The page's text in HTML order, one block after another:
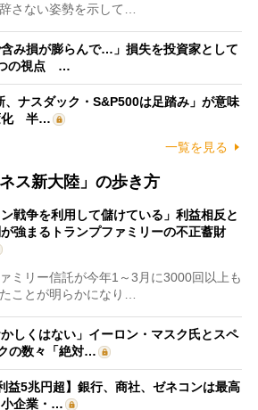
さない姿勢を示して…
含み損が膨らんで…」損失を投資家として
つの視点 …
、ナスダック・S&P500は足踏み」が意味
化 半…
一覧を見る
ス新大陸」の歩き方
ン戦争を利用して儲けている」利益相反と
強まるトランプファミリーの不正蓄財
ミリー信託が今年1～3月に3000回以上も
ことが明らかになり…
かしくはない」イーロン・マスク氏とスペ
の数々「絶対…
益5兆円超】銀行、商社、ゼネコンは最高
小企業・…